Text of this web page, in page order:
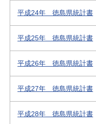
平成24年 徳島県統計書
平成25年 徳島県統計書
平成26年 徳島県統計書
平成27年 徳島県統計書
平成28年 徳島県統計書